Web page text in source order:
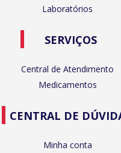
Laboratórios
SERVIÇOS
Central de Atendimento
Medicamentos
CENTRAL DE
Minha conta